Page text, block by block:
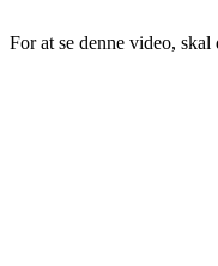
For at se denne video,